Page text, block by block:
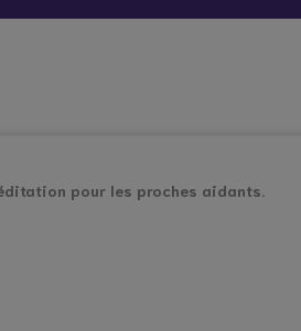
pour les proches aidants.